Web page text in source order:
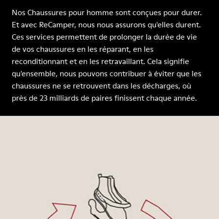
Nos Chaussures pour homme sont conçues pour durer.
Et avec ReCamper, nous nous assurons qu'elles durent.
Ces services permettent de prolonger la durée de vie
de vos chaussures en les réparant, en les
reconditionnant et en les retravaillant. Cela signifie
qu'ensemble, nous pouvons contribuer à éviter que les
chaussures ne se retrouvent dans les décharges, où
près de 23 milliards de paires finissent chaque année.